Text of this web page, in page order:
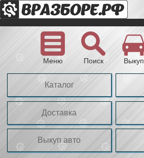
Меню Поиск Выкуп
Каталог
Доставка
Выкуп авто